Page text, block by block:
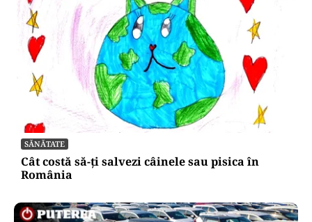
SĂNĂTATE
Cât costă să-ți salvezi câinele sau pisica în
România